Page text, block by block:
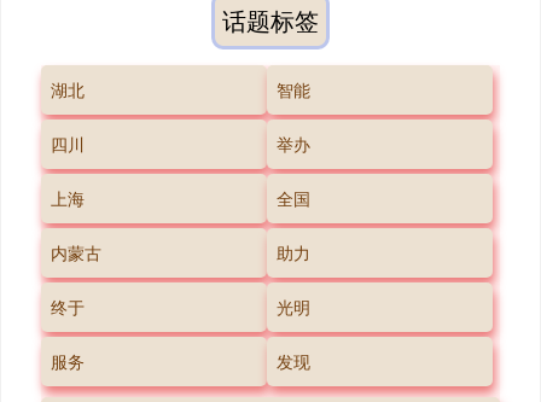
话题标签
湖北 智能
四川 举办
上海 全国
内蒙古 助力
终于 光明
服务 发现